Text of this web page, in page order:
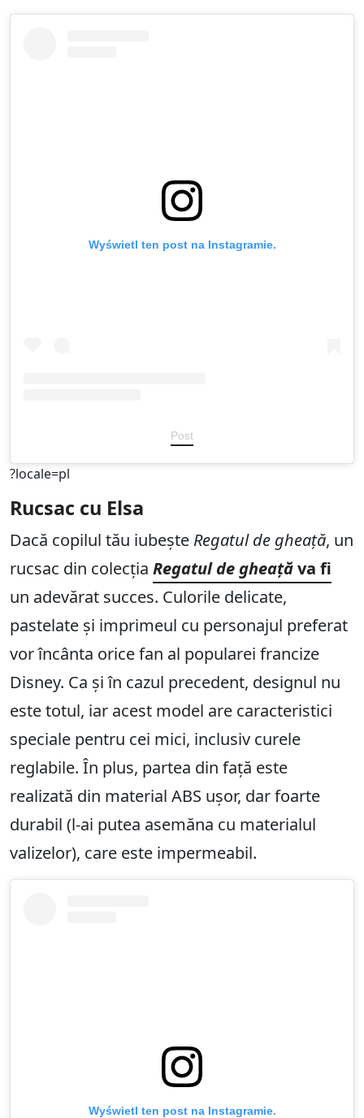
Wyświetl ten post na Instagramie.
Post
?locale=pl
Rucsac cu Elsa
Dacă copilul tău iubește Regatul de gheață, un
rucsac din colecția Regatul de gheațăva fi
un adevărat succes. Culorile delicate,
pastelate și imprimeul cu personajul preferat
vor încânta orice fan al popularei francize
Disney. Ca și în cazul precedent, designul nu
este totul, iar acest model are caracteristici
speciale pentru cei mici, inclusiv curele
reglabile. În plus, partea din față este
realizată din material ABS ușor, dar foarte
durabil (l-ai putea asemăna cu materialul
valizelor), care este impermeabil.
Wyświetl ten post na Instagramie.